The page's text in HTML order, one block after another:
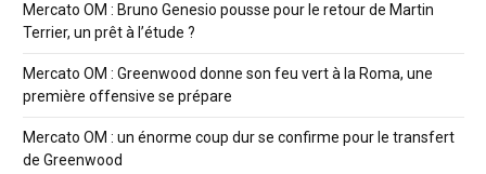
Mercato OM : Bruno Genesio pousse pour le retour de Martin
Terrier, un prêt à l’étude ?
Mercato OM : Greenwood donne son feu vert à la Roma, une
première offensive se prépare
Mercato OM : un énorme coup dur se confirme pour le transfert
de Greenwood